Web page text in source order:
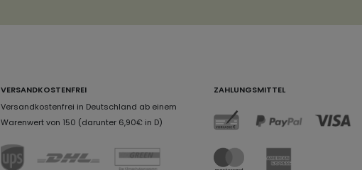
VERSANDKOSTENFREI
Versandkostenfrei in Deutschland ab einem
Warenwert von 150 (darunter 6,90€ in D)
ZAHLUNGSMITTEL